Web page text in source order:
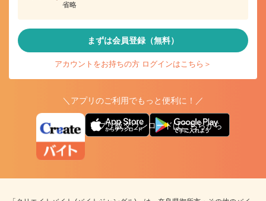
省略
まずは会員登録（無料）
アカウントをお持ちの方 ログインはこちら＞
＼アプリのご利用でもっと便利に！／
アプリ版ダウンロードはこちらから